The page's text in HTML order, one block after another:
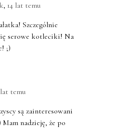
, 14 lat temu
Szczególnie
serowe kotleciki! Na
;)
lat temu
są zainteresowani
nadzieję, że po